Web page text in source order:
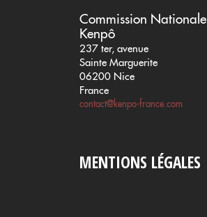
Commission Nationale
Kenpô
237 ter, avenue
Sainte Marguerite
06200 Nice
France
contact@kenpo-france.com
MENTIONS LÉGALES